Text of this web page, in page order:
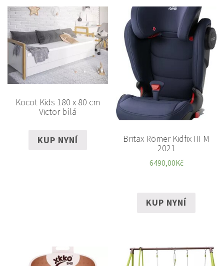
Kocot Kids 180 x 80 cm
Victor bílá
KUP NYNÍ
Britax Römer Kidfix III M
2021
6490,00Kč
KUP NYNÍ